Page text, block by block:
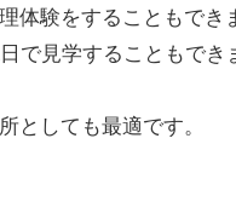
体験をすることもでき
日で見学することもでき
としても最適です。